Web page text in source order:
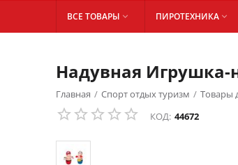
ВСЕ ТОВАРЫ  ПИРОТЕХНИКА 
Надувная Игрушка-
Главная / Спорт отдых туризм / Товары
КОД: 44672